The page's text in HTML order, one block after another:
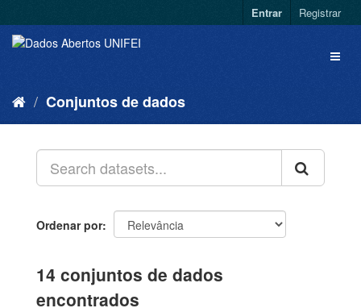
Entrar Registrar
Conjuntos de dados
Ordenar por
14 conjuntos de dados
encontrados